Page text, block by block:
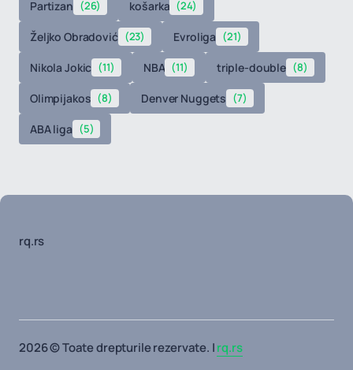
Partizan (26) košarka (24)
Željko Obradović (23) Evroliga (21)
Nikola Jokic (11) NBA (11) triple-double (8)
Olimpijakos (8) Denver Nuggets (7)
ABA liga (5)
rq.rs
2026 © Toate drepturile rezervate. |rq.rs